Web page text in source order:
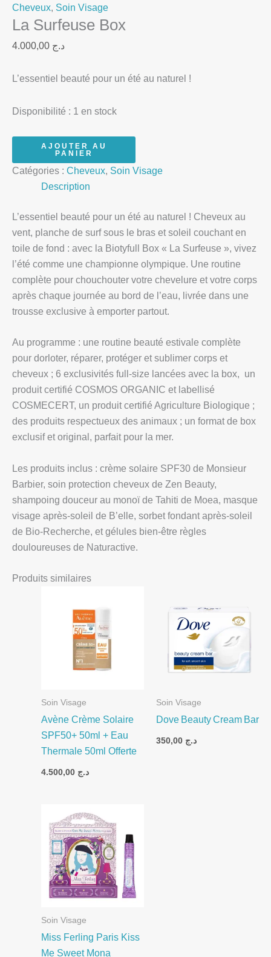
Cheveux, Soin Visage
La Surfeuse Box
د.ج
L’essentiel beauté pour un été au naturel !
Disponibilité : 1 en stock
AJOUTER AU
PANIER
Catégories : Cheveux, Soin Visage
Description
L’essentiel beauté pour un été au naturel ! Cheveux au
vent, planche de surf sous le bras et soleil couchant en
toile de fond : avec la Biotyfull Box « La Surfeuse », vivez
l’été comme une championne olympique. Une routine
complète pour chouchouter votre chevelure et votre corps
après chaque journée au bord de l’eau, livrée dans une
trousse exclusive à emporter partout.
Au programme : une routine beauté estivale complète
pour dorloter, réparer, protéger et sublimer corps et
cheveux ; 6 exclusivités full-size lancées avec la box, un
produit certifié COSMOS ORGANIC et labellisé
COSMECERT, un produit certifié Agriculture Biologique ;
des produits respectueux des animaux ; un format de box
exclusif et original, parfait pour la mer.
Les produits inclus : crème solaire SPF30 de Monsieur
Barbier, soin protection cheveux de Zen Beauty,
shampoing douceur au monoï de Tahiti de Moea, masque
visage après-soleil de B’elle, sorbet fondant après-soleil
de Bio-Recherche, et gélules bien-être règles
douloureuses de Naturactive.
Produits similaires
Soin Visage
Avène Crème Solaire
SPF50+ 50ml + Eau
Thermale 50ml Offerte
د.ج
Soin Visage
Dove Beauty Cream Bar
د.ج
Soin Visage
Miss Ferling Paris Kiss
Me Sweet Mona